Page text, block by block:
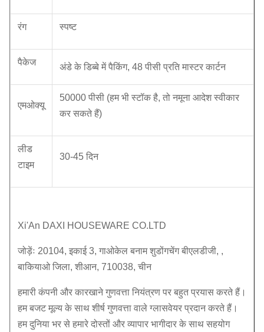
रंग स्पष्ट
पैकेज अंडे के डिब्बे में पैकिंग, 48 पीसी प्रति मास्टर कार्टन
एमओक्यू
50000 पीसी (हम भी स्टॉक है, तो नमूना आदेश स्वीकार
कर सकते हैं)
लीड
टाइम
30-45 दिन
Xi'An DAXI HOUSEWARE CO.LTD
जोड़ेंः 20104, इकाई 3, गाओकेल बनाम शुडोंगचेंग बीएलडीजी, ,
बाकियाओ जिला, शीआन, 710038, चीन
हमारी कंपनी और कारखाने गुणवत्ता नियंत्रण पर बहुत प्रयास करते हैं।
हम बजट मूल्य के साथ शीर्ष गुणवत्ता वाले ग्लासवेयर प्रदान करते हैं।
हम दुनिया भर से हमारे दोस्तों और व्यापार भागीदार के साथ सहयोग